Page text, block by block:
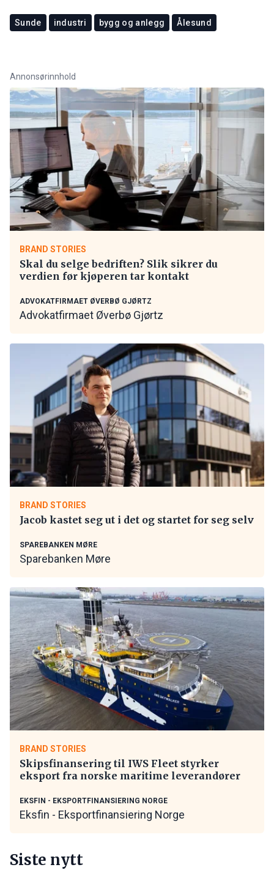
Sunde industri bygg og anlegg Ålesund
Annonsørinnhold
BRAND STORIES
Skal du selge bedriften? Slik sikrer du
verdien før kjøperen tar kontakt
ADVOKATFIRMAET ØVERBØ GJØRTZ
Advokatfirmaet Øverbø Gjørtz
BRAND STORIES
Jacob kastet seg ut i det og startet for seg selv
SPAREBANKEN MØRE
Sparebanken Møre
BRAND STORIES
Skipsfinansering til IWS Fleet styrker
eksport fra norske maritime leverandører
EKSFIN - EKSPORTFINANSIERING NORGE
Eksfin - Eksportfinansiering Norge
Siste nytt